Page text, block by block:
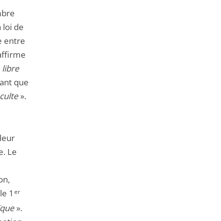
loi de
entre
libre
que
».
Le
1 er
».